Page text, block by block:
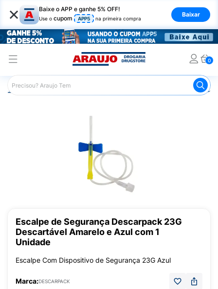
× Baixe o APP e ganhe 5% OFF!
Use o cupom APP5 na primeira compra
Baixar
0
Araujo Saúde e Bem Estar
Escalpe de Segurança Descarpack 23G
Descartável Amarelo e Azul com 1
Unidade
Escalpe Com Dispositivo de Segurança 23G Azul
Marca:DESCARPACK